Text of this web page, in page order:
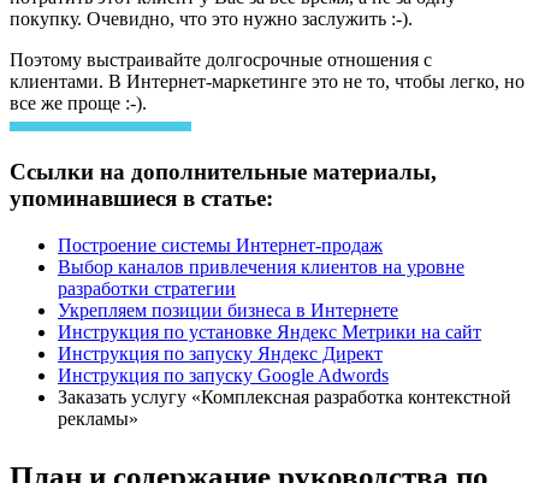
покупку. Очевидно, что это нужно заслужить :-).
Поэтому выстраивайте долгосрочные отношения с
клиентами. В Интернет-маркетинге это не то, чтобы легко, но
все же проще :-).
Ссылки на дополнительные материалы,
упоминавшиеся в статье:
Построение системы Интернет-продаж
Выбор каналов привлечения клиентов на уровне
разработки стратегии
Укрепляем позиции бизнеса в Интернете
Инструкция по установке Яндекс Метрики на сайт
Инструкция по запуску Яндекс Директ
Инструкция по запуску Google Adwords
Заказать услугу «Комплексная разработка контекстной
рекламы»
План и содержание руководства по